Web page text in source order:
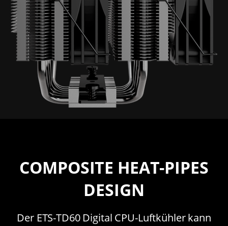
COMPOSITE HEAT-PIPES
DESIGN
Der ETS-TD60 Digital CPU-Luftkühler kann